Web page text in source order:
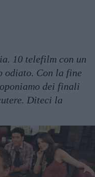
10 telefilm con un
odiato. Con la fine
dei finali
Diteci la